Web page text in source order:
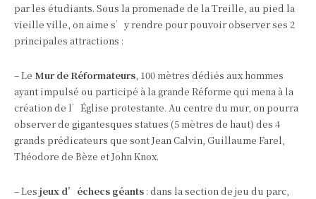
par les étudiants. Sous la promenade de la Treille, au pied la
vieille ville, on aime s’y rendre pour pouvoir observer ses 2
principales attractions :
– Le Mur de Réformateurs, 100 mètres dédiés aux hommes
ayant impulsé ou participé à la grande Réforme qui mena à la
création de l’Église protestante. Au centre du mur, on pourra
observer de gigantesques statues (5 mètres de haut) des 4
grands prédicateurs que sont Jean Calvin, Guillaume Farel,
Théodore de Bèze et John Knox.
– Les jeux d’échecs géants : dans la section de jeu du parc,